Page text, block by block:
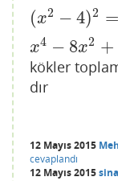
(x2 − 4)2 =
(x2− 4)2=−12x+
x4 − 8x2 +
x4− 8x 2+12 x−
kökler
dır
12 Mayıs 2015
cevaplandı
12 Mayıs 2015